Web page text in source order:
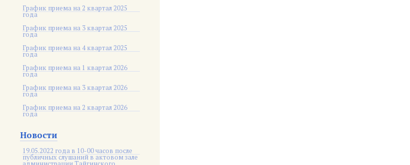
График приема на 2 квартал 2025
года
График приема на 3 квартал 2025
года
График приема на 4 квартал 2025
года
График приема на 1 квартал 2026
года
График приема на 3 квартал 2026
года
График приема на 2 квартал 2026
года
Новости
19.05.2022 года в 10-00 часов после
публичных слушаний в актовом зале